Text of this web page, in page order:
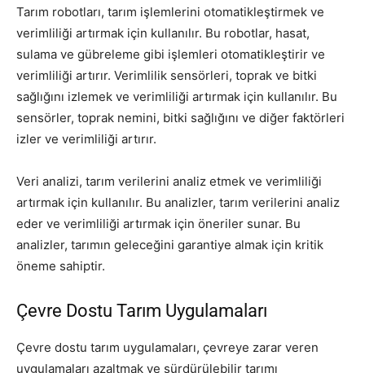
Tarım robotları, tarım işlemlerini otomatikleştirmek ve
verimliliği artırmak için kullanılır. Bu robotlar, hasat,
sulama ve gübreleme gibi işlemleri otomatikleştirir ve
verimliliği artırır. Verimlilik sensörleri, toprak ve bitki
sağlığını izlemek ve verimliliği artırmak için kullanılır. Bu
sensörler, toprak nemini, bitki sağlığını ve diğer faktörleri
izler ve verimliliği artırır.
Veri analizi, tarım verilerini analiz etmek ve verimliliği
artırmak için kullanılır. Bu analizler, tarım verilerini analiz
eder ve verimliliği artırmak için öneriler sunar. Bu
analizler, tarımın geleceğini garantiye almak için kritik
öneme sahiptir.
Çevre Dostu Tarım Uygulamaları
Çevre dostu tarım uygulamaları, çevreye zarar veren
uygulamaları azaltmak ve sürdürülebilir tarımı